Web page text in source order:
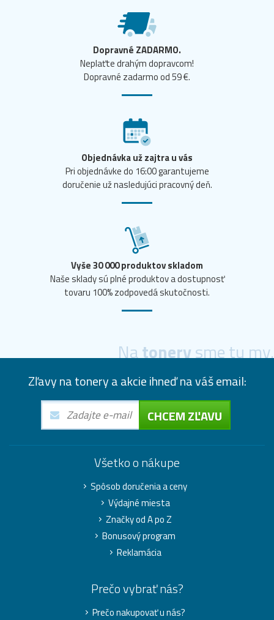
Dopravné ZADARMO.
Neplaťte drahým dopravcom!
Dopravné zadarmo od 59 €.
Objednávka už zajtra u vás
Pri objednávke do 16:00 garantujeme
doručenie už nasledujúci pracovný deň.
Vyše 30 000 produktov skladom
Naše sklady sú plné produktov a dostupnosť
tovaru 100% zodpovedá skutočnosti.
Natonerysme tu my.
Zľavy na tonery a akcie ihneď na váš email:
CHCEM ZĽAVU
Všetko o nákupe
Spôsob doručenia a ceny
Výdajné miesta
Značky od A po Z
Bonusový program
Reklamácia
Prečo vybrať nás?
Prečo nakupovať u nás?